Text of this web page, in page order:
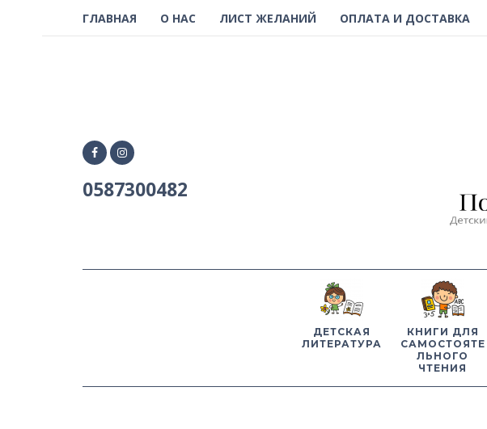
ГЛАВНАЯ О НАС ЛИСТ ЖЕЛАНИЙ ОПЛАТА И ДОСТАВКА
0587300482
ДЕТСКАЯ
ЛИТЕРАТУРА
КНИГИ ДЛЯ
САМОСТОЯТЕ
ЛЬНОГО
ЧТЕНИЯ